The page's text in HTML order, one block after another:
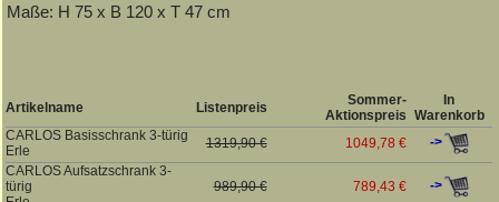
Maße: H 75 x B 120 x T 47 cm
Artikelname Listenpreis
Sommer-
Aktionspreis
In
Warenkorb
CARLOS Basisschrank 3-türig
Erle
1319,90 € 1049,78 €
->
CARLOS Aufsatzschrank 3-
türig
989,90 € 789,43 € ->